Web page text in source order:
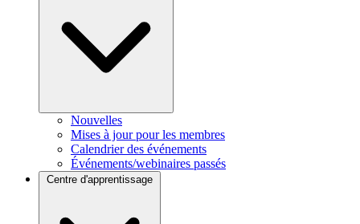
Nouvelles
Mises à jour pour les membres
Calendrier des événements
Événements/webinaires passés
Centre d'apprentissage